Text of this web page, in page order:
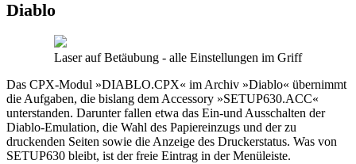
Diablo
Laser auf Betäubung - alle Einstellungen im Griff
Das CPX-Modul »DIABLO.CPX« im Archiv »Diablo« übernimmt
die Aufgaben, die bislang dem Accessory »SETUP630.ACC«
unterstanden. Darunter fallen etwa das Ein-und Ausschalten der
Diablo-Emulation, die Wahl des Papiereinzugs und der zu
druckenden Seiten sowie die Anzeige des Druckerstatus. Was von
SETUP630 bleibt, ist der freie Eintrag in der Menüleiste.